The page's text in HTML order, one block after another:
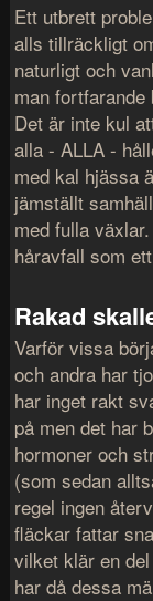
Ett utbrett
alls tillräckligt
naturligt och
man
Det är inte kul
alla - ALLA -
med kal hjässa
jämställt
med fulla
håravfall som
Rakad
Varför vissa
och andra har
har inget rakt
på men det har
hormoner och
(som sedan
regel ingen
fläckar fattar
vilket klär en
har då dessa